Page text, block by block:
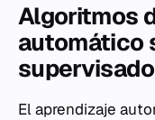
Algoritmos
automático
supervisado
El aprendizaje